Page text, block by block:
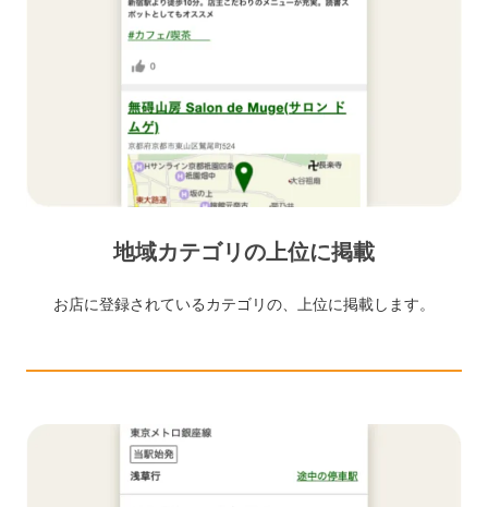
地域カテゴリの上位に掲載
お店に登録されているカテゴリの、上位に掲載します。